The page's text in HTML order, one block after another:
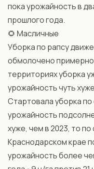
пока урожайность в
прошлого года.
🌻 Масличные
Уборка по рапсу
обмолочено примерно
территориях уборка
урожайность чуть
Стартовала уборка
урожайность
хуже, чем в 2023, то
Краснодарском крае
урожайность более